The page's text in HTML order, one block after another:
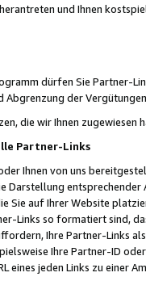
und Ihnen
dürfen Sie Partner-
der
die wir Ihnen zugewiesen
Partner-Links
Ihnen von uns
Darstellung
Sie auf Ihrer Website
Links so formatiert sind,
Ihre Partner-Links
Ihre Partner-ID
eines jeden Links zu einer